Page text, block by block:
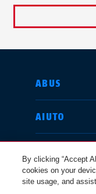
ABUS
AIUTO
QUESTIONI
SELEZIONA UN
By clicking “Accept
cookies on your
site usage, and